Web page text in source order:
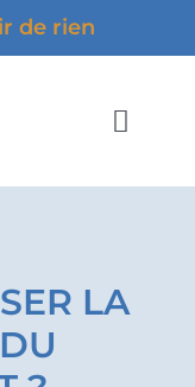
de rien
LA